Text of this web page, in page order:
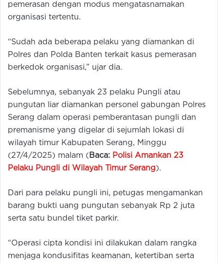
pemerasan dengan modus mengatasnamakan
organisasi tertentu.
“Sudah ada beberapa pelaku yang diamankan di
Polres dan Polda Banten terkait kasus pemerasan
berkedok organisasi,” ujar dia.
Sebelumnya, sebanyak 23 pelaku Pungli atau
pungutan liar diamankan personel gabungan Polres
Serang dalam operasi pemberantasan pungli dan
premanisme yang digelar di sejumlah lokasi di
wilayah timur Kabupaten Serang, Minggu
(27/4/2025) malam ( Baca: Polisi Amankan 23
Pelaku Pungli di Wilayah Timur Serang).
Dari para pelaku pungli ini, petugas mengamankan
barang bukti uang pungutan sebanyak Rp 2 juta
serta satu bundel tiket parkir.
“Operasi cipta kondisi ini dilakukan dalam rangka
menjaga kondusifitas keamanan, ketertiban serta